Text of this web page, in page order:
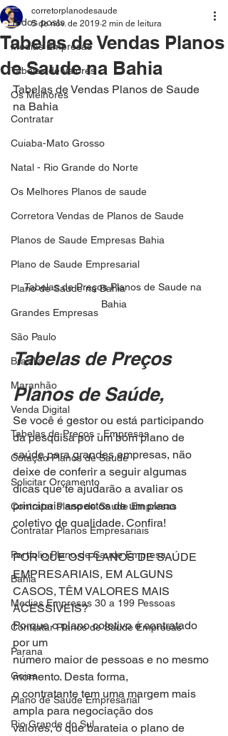
Todos posts
Medias Empresas
Tabelas de Valores
Os Melhores
Contratar
Cuiaba-Mato Grosso
Natal - Rio Grande do Norte
Os Melhores Planos de saude
Corretora Vendas de Planos de Saude
Planos de Saude Empresas Bahia
Plano de Saude Empresarial
Plano de Saude na Bahia
Grandes Empresas
São Paulo
Brasilia
Maranhão
Venda Digital
Tabelas de Preços - Empresas
Cotação Planos de Saude
Solicitar Orçamento
Contratar Plano de Saude Empresas
Contratar Planos Empresariais
Portfolio Plano de Saude Empresa
Bahia
Medias Empresas 30 a 199 Pessoas
Contratar Planos de Saude Empresas
Parana
Goias
Plano de Saude Empresarial
Rio Grande do Sul
Tabelas de Vendas Planos
de Saude na Bahia
corretorplanodesaude
5 de nov. de 2019 2 min de leitura
Tabelas de Vendas Planos de Saude
na Bahia
Tabelas de Preços Planos de Saude na
Bahia
Tabelas de Preços
Planos de Saúde,
Se você é gestor ou está participando
da pesquisa por um bom plano de
saúde para grandes empresas, não
deixe de conferir a seguir algumas
dicas que te ajudarão a avaliar os
principais aspectos de um plano
coletivo de qualidade. Confira!
POR QUE OS PLANOS DE SAÚDE
EMPRESARIAIS, EM ALGUNS
CASOS, TÊM VALORES MAIS
ACESSÍVEIS?
Porque o plano coletivo é contratado
por um
número maior de pessoas e no mesmo
momento. Desta forma,
o contratante tem uma margem mais
ampla para negociação dos
valores, o que barateia o plano de